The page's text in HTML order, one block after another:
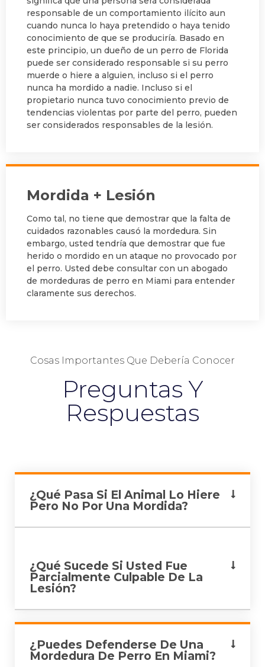
responsable de un comportamiento ilícito aun
cuando nunca lo haya pretendido o haya tenido
conocimiento de que se produciría. Basado en
este principio, un dueño de un perro de Florida
puede ser considerado responsable si su perro
muerde o hiere a alguien, incluso si el perro
nunca ha mordido a nadie. Incluso si el
propietario nunca tuvo conocimiento previo de
tendencias violentas por parte del perro, pueden
ser considerados responsables de la lesión.
Mordida + Lesión
Como tal, no tiene que demostrar que la falta de
cuidados razonables causó la mordedura. Sin
embargo, usted tendría que demostrar que fue
herido o mordido en un ataque no provocado por
el perro. Usted debe consultar con un abogado
de mordeduras de perro en Miami para entender
claramente sus derechos.
Cosas Importantes Que Debería Conocer
Preguntas Y
Respuestas
¿Qué Pasa Si El Animal Lo Hiere
Pero No Por Una Mordida?
¿Qué Sucede Si Usted Fue
Parcialmente Culpable De La
Lesión?
¿Puedes Defenderse De Una
Mordedura De Perro En Miami?